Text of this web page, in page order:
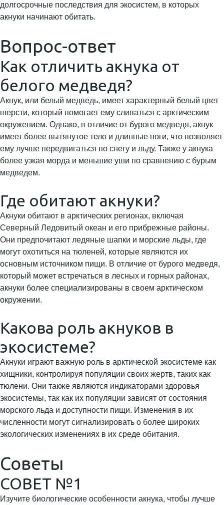
долгосрочные последствия для экосистем, в которых
акнуки начинают обитать.
Вопрос-ответ
Как отличить акнука от
белого медведя?
Акнук, или белый медведь, имеет характерный белый цвет
шерсти, который помогает ему сливаться с арктическим
окружением. Однако, в отличие от бурого медведя, акнук
имеет более вытянутое тело и длинные ноги, что позволяет
ему лучше передвигаться по снегу и льду. Также у акнука
более узкая морда и меньшие уши по сравнению с бурым
медведем.
Где обитают акнуки?
Акнуки обитают в арктических регионах, включая
Северный Ледовитый океан и его прибрежные районы.
Они предпочитают ледяные шапки и морские льды, где
могут охотиться на тюленей, которые являются их
основным источником пищи. В отличие от бурого медведя,
который может встречаться в лесных и горных районах,
акнуки более специализированы в своем арктическом
окружении.
Какова роль акнуков в
экосистеме?
Акнуки играют важную роль в арктической экосистеме как
хищники, контролируя популяции своих жертв, таких как
тюлени. Они также являются индикаторами здоровья
экосистемы, так как их популяции зависят от состояния
морского льда и доступности пищи. Изменения в их
численности могут сигнализировать о более широких
экологических изменениях в их среде обитания.
Советы
СОВЕТ №1
Изучите биологические особенности акнука, чтобы лучше